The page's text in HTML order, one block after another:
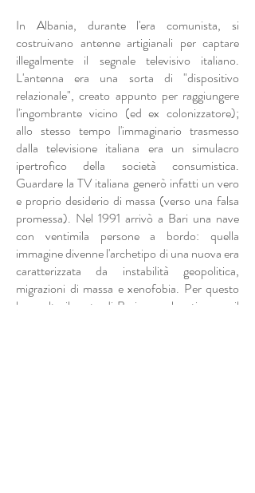
In Albania, durante l'era comunista, si
costruivano antenne artigianali per captare
illegalmente il segnale televisivo italiano.
L'antenna era una sorta di "dispositivo
relazionale", creato appunto per raggiungere
l'ingombrante vicino (ed ex colonizzatore);
allo stesso tempo l'immaginario trasmesso
dalla televisione italiana era un simulacro
ipertrofico della società consumistica.
Guardare la TV italiana generò infatti un vero
e proprio desiderio di massa (verso una falsa
promessa). Nel 1991 arrivò a Bari una nave
con ventimila persone a bordo: quella
immagine divenne l'archetipo di una nuova era
caratterizzata da instabilità geopolitica,
migrazioni di massa e xenofobia. Per questo
ho scelto il porto di Bari come location per il